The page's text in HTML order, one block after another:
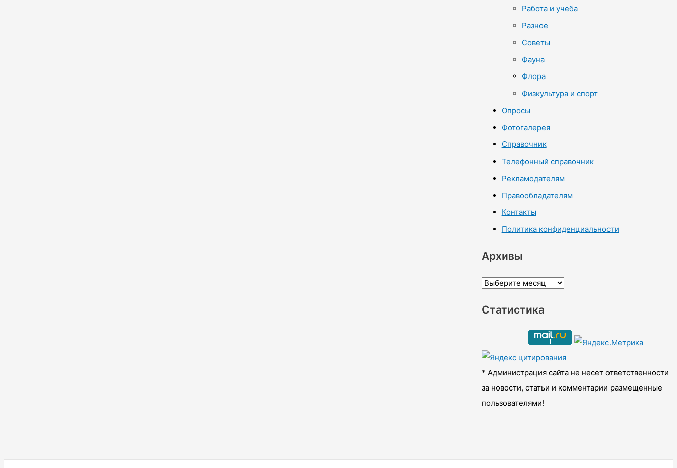
Работа и учеба
Разное
Советы
Фауна
Флора
Физкультура и спорт
Опросы
Фотогалерея
Справочник
Телефонный справочник
Рекламодателям
Правообладателям
Контакты
Политика конфиденциальности
Архивы
А
х
ы
Статистика
* Администрация сайта не несет ответственности
за новости, статьи и комментарии размещенные
пользователями!